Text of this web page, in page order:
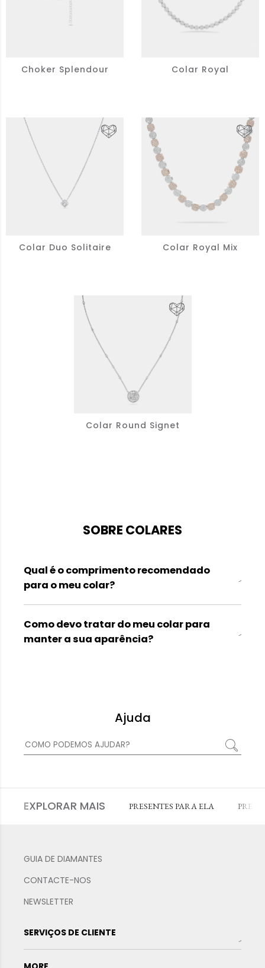
Choker Splendour Colar Royal
Colar Duo Solitaire Colar Royal Mix
Colar Round Signet
SOBRE COLARES
Qual é o comprimento recomendado
para o meu colar?
Como devo tratar do meu colar para
manter a sua aparência?
Ajuda
EXPLORAR MAIS PRESENTES PARA ELA
GUIA DE DIAMANTES
CONTACTE-NOS
NEWSLETTER
SERVIÇOS DE CLIENTE